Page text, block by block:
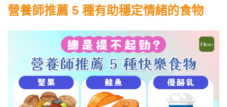
營養師推薦 5 種有助穩定情緒的食物